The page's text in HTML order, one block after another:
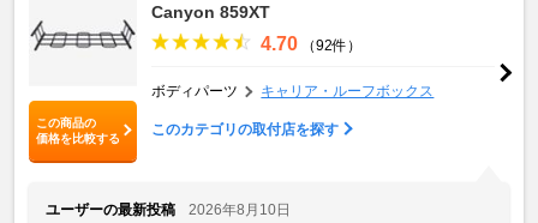
この商品の
価格を比較する
Canyon 859XT
4.70 （92件）
ボディパーツ キャリア・ルーフボックス
このカテゴリの取付店を探す
ユーザーの最新投稿
2026年8月10日